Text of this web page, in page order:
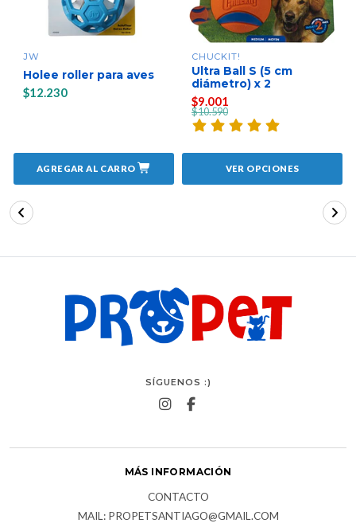
JW
Holee roller para aves
$12.230
AGREGAR AL CARRO
CHUCKIT!
Ultra Ball S (5 cm
diámetro) x 2
$9.001
$10.590
VER OPCIONES
SÍGUENOS :)
MÁS INFORMACIÓN
CONTACTO
MAIL: PROPETSANTIAGO@GMAIL.COM